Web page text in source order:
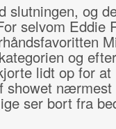
slutningen, og
selvom Eddie
og
lidt op for at
showet nærmest
ser bort fra